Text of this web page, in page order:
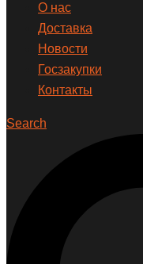
О нас
Доставка
Новости
Госзакупки
Контакты
Search